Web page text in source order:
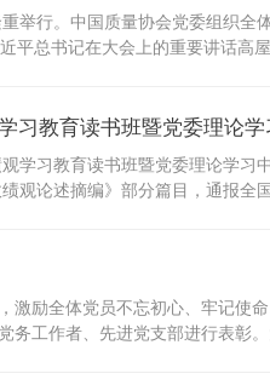
指引，始终把党的政治建设摆在
举行。中国质量协会党委组织全
总书记在大会上的重要讲话高
作出更大贡献。
习教育读书班暨党委理论
学习教育读书班暨党委理论学习
观论述摘编》部分篇目，通报全
后一个时期的一项重要政治任
党建促进协会高质量发展新局面
励全体党员不忘初心、牢记使
务工作者、先进党支部进行表彰